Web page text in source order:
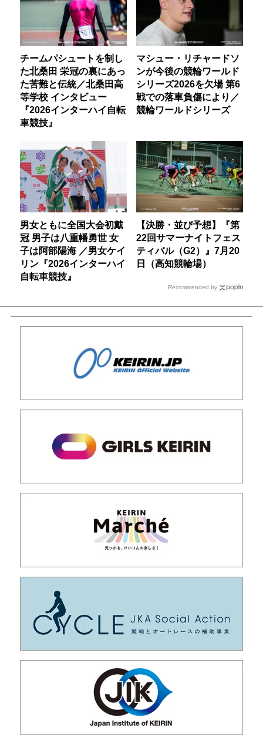
チームパシュートを制し
た北桑田 栄冠の裏にあっ
た苦難と伝統／北桑田高
等学校 インタビュー
『2026インターハイ自転
車競技』
マシュー・リチャードソ
ンが今後の競輪ワールド
シリーズ2026を欠場 第6
戦での落車負傷により／
競輪ワールドシリーズ
男女ともに全国大会初戴
冠 男子は八重幡勇世 女
子は阿部陽海 ／男女ケイ
リン『2026インターハイ
自転車競技』
【決勝・並び予想】『第
22回サマーナイトフェス
ティバル（G2）』7月20
日（高知競輪場）
Recommended by